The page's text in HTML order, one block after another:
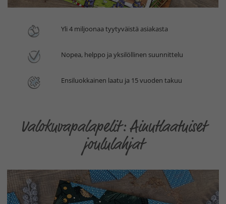
Yli 4 miljoonaa tyytyväistä asiakasta
Nopea, helppo ja yksilöllinen suunnittelu
Ensiluokkainen laatu ja 15 vuoden takuu
Valokuvapalapelit: Ainutlaatuiset
joululahjat